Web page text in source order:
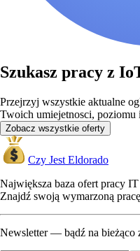
Szukasz pracy z
Przejrzyj wszystkie aktualne
Twoich umiejetnosci, poziomu
Zobacz wszystkie oferty
Czy Jest Eldorado
Największa baza ofert pracy
Znajdź swoją wymarzoną
Newsletter — bądź na bieżąco